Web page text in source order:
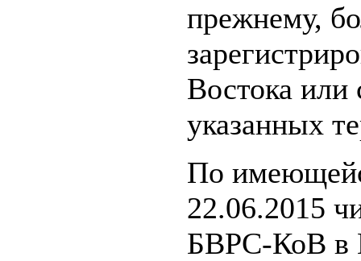
прежнему,
Востока или
указанных
По
22.06.2015
БВРС-КоВ в